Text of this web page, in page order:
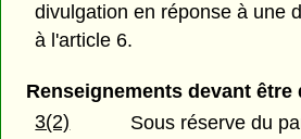
divulgation en réponse à une
à l'article 6.
Renseignements devant être
3(2)
Sous réserve du